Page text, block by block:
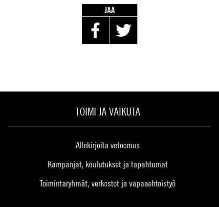
JAA
TOIMI JA VAIKUTA
Allekirjoita vetoomus
Kampanjat, koulutukset ja tapahtumat
Toimintaryhmät, verkostot ja vapaaehtoistyö